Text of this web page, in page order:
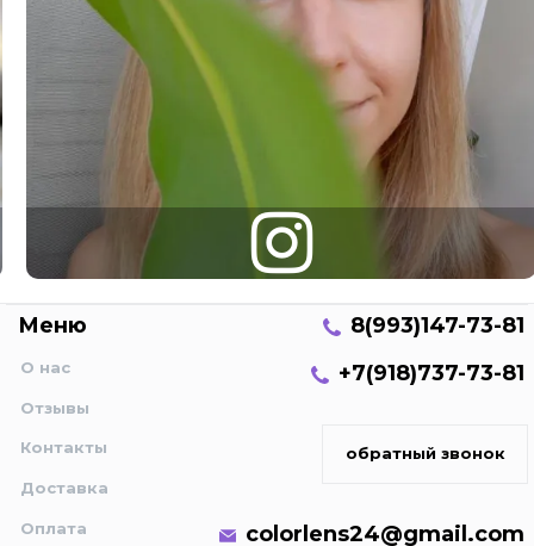
Меню
О нас
Отзывы
Контакты
Доставка
Оплата
8(993)147-73-81
+7(918)737-73-81
обратный звонок
colorlens24@gmail.com